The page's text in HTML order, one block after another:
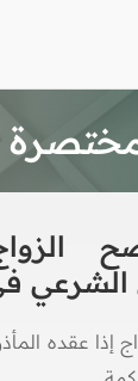
الشرعي
إذا عقده